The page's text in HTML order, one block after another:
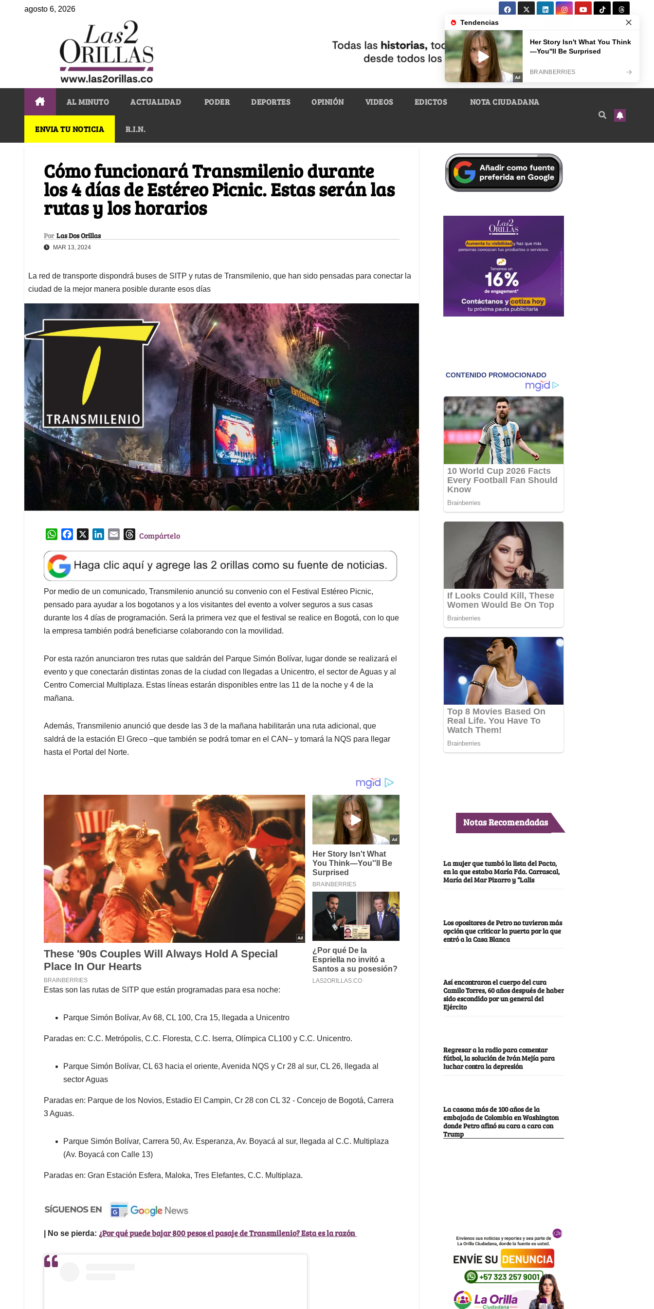
agosto 6, 2026
AL MINUTO ACTUALIDAD PODER DEPORTES OPINIÓN VIDEOS EDICTOS NOTA CIUDADANA
ENVIA TU NOTICIA R.I.N.
Cómo funcionará Transmilenio durante
los 4 días de Estéreo Picnic. Estas serán las
rutas y los horarios
Por Las Dos Orillas
MAR 13, 2024
La red de transporte dispondrá buses de SITP y rutas de Transmilenio, que han sido pensadas para conectar la
ciudad de la mejor manera posible durante esos días
W
a
t
s
A
p
p
e
b
o
o
k
k
e
d
I
n
l
T
e
a
d
s
Compártelo
Por medio de un comunicado, Transmilenio anunció su convenio con el Festival Estéreo Picnic,
pensado para ayudar a los bogotanos y a los visitantes del evento a volver seguros a sus casas
durante los 4 días de programación. Será la primera vez que el festival se realice en Bogotá, con lo que
la empresa también podrá beneficiarse colaborando con la movilidad.
Por esta razón anunciaron tres rutas que saldrán del Parque Simón Bolívar, lugar donde se realizará el
evento y que conectarán distintas zonas de la ciudad con llegadas a Unicentro, el sector de Aguas y al
Centro Comercial Multiplaza. Estas líneas estarán disponibles entre las 11 de la noche y 4 de la
mañana.
Además, Transmilenio anunció que desde las 3 de la mañana habilitarán una ruta adicional, que
saldrá de la estación El Greco –que también se podrá tomar en el CAN– y tomará la NQS para llegar
hasta el Portal del Norte.
Estas son las rutas de SITP que están programadas para esa noche:
Parque Simón Bolívar, Av 68, CL 100, Cra 15, llegada a Unicentro
Paradas en: C.C. Metrópolis, C.C. Floresta, C.C. Iserra, Olímpica CL100 y C.C. Unicentro.
Parque Simón Bolívar, CL 63 hacia el oriente, Avenida NQS y Cr 28 al sur, CL 26, llegada al
sector Aguas
Paradas en: Parque de los Novios, Estadio El Campin, Cr 28 con CL 32 - Concejo de Bogotá, Carrera
3 Aguas.
Parque Simón Bolívar, Carrera 50, Av. Esperanza, Av. Boyacá al sur, llegada al C.C. Multiplaza
(Av. Boyacá con Calle 13)
Paradas en: Gran Estación Esfera, Maloka, Tres Elefantes, C.C. Multiplaza.
| No se pierda: ¿Por qué puede bajar 800 pesos el pasaje de Transmilenio? Esta es la razón
Notas Recomendadas
La mujer que tumbó la lista del Pacto,
en la que estaba María Fda. Carrascal,
María del Mar Pizarro y “Lalis
Los opositores de Petro no tuvieron más
opción que criticar la puerta por la que
entró a la Casa Blanca
Así encontraron el cuerpo del cura
Camilo Torres, 60 años después de haber
sido escondido por un general del
Ejército
Regresar a la radio para comentar
fútbol, la solución de Iván Mejía para
luchar contra la depresión
La casona más de 100 años de la
embajada de Colombia en Washington
donde Petro afinó su cara a cara con
Trump